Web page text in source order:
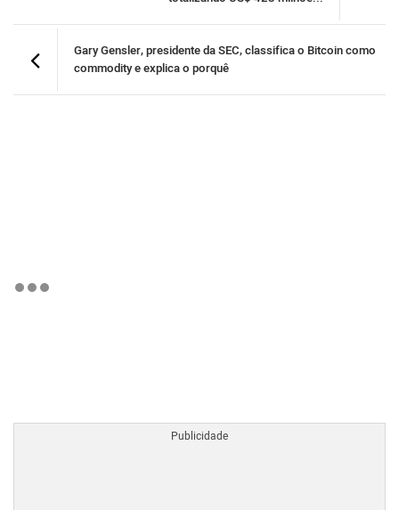
Gary Gensler, presidente da SEC, classifica o Bitcoin como
commodity e explica o porquê